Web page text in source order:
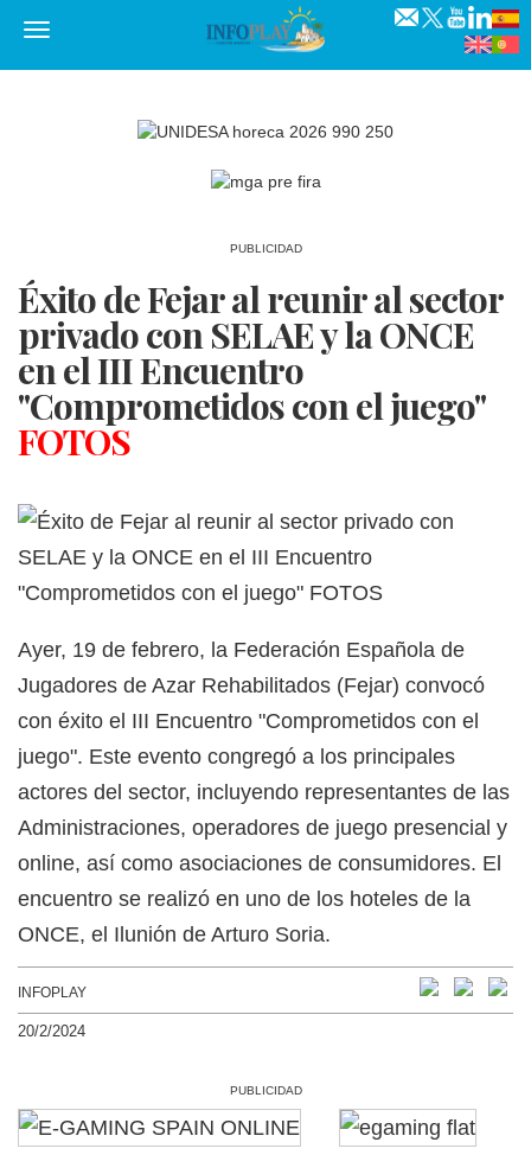
Menú
PUBLICIDAD
Éxito de Fejar al reunir al sector
privado con SELAE y la ONCE
en el III Encuentro
"Comprometidos con el juego"
FOTOS
Ayer, 19 de febrero, la Federación Española de
Jugadores de Azar Rehabilitados (Fejar) convocó
con éxito el III Encuentro "Comprometidos con el
juego". Este evento congregó a los principales
actores del sector, incluyendo representantes de las
Administraciones, operadores de juego presencial y
online, así como asociaciones de consumidores. El
encuentro se realizó en uno de los hoteles de la
ONCE, el Ilunión de Arturo Soria.
INFOPLAY
20/2/2024
PUBLICIDAD